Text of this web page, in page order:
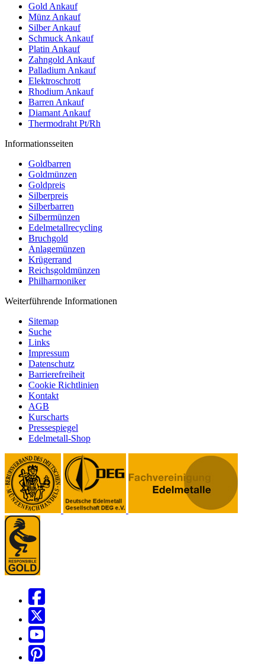
Gold Ankauf
Münz Ankauf
Silber Ankauf
Schmuck Ankauf
Platin Ankauf
Zahngold Ankauf
Palladium Ankauf
Elektroschrott
Rhodium Ankauf
Barren Ankauf
Diamant Ankauf
Thermodraht Pt/Rh
Informationsseiten
Goldbarren
Goldmünzen
Goldpreis
Silberpreis
Silberbarren
Silbermünzen
Edelmetallrecycling
Bruchgold
Anlagemünzen
Krügerrand
Reichsgoldmünzen
Philharmoniker
Weiterführende Informationen
Sitemap
Suche
Links
Impressum
Datenschutz
Barrierefreiheit
Cookie Richtlinien
Kontakt
AGB
Kurscharts
Pressespiegel
Edelmetall-Shop